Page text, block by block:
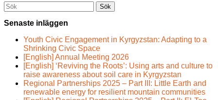
Söka
efter...
Senaste inläggen
Youth Civic Engagement in Kyrgyzstan: Adapting to a
Shrinking Civic Space
[English] Annual Meeting 2026
[English] ‘Reviving the Roots’: Using arts and culture to
raise awareness about soil care in Kyrgyzstan
Regional Partnerships 2025 – Part III: Little Earth and
renewable energy for resilient mountain communities